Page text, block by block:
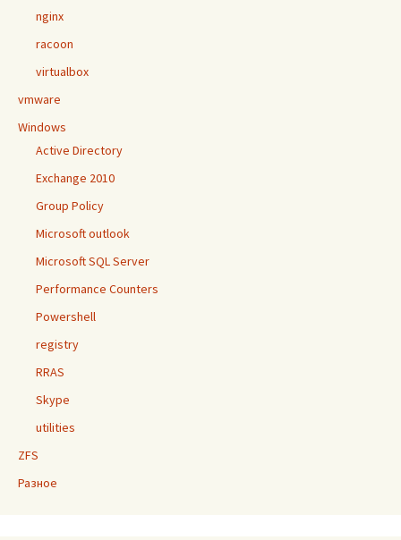
nginx
racoon
virtualbox
vmware
Windows
Active Directory
Exchange 2010
Group Policy
Microsoft outlook
Microsoft SQL Server
Performance Counters
Powershell
registry
RRAS
Skype
utilities
ZFS
Разное